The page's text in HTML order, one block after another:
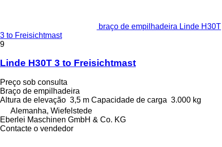
braço de empilhadeira Linde H30T
3 to Freisichtmast
9
Linde H30T 3 to Freisichtmast
Preço sob consulta
Braço de empilhadeira
Altura de elevação 3,5 m Capacidade de carga 3.000 kg
Alemanha, Wiefelstede
Eberlei Maschinen GmbH & Co. KG
Contacte o vendedor